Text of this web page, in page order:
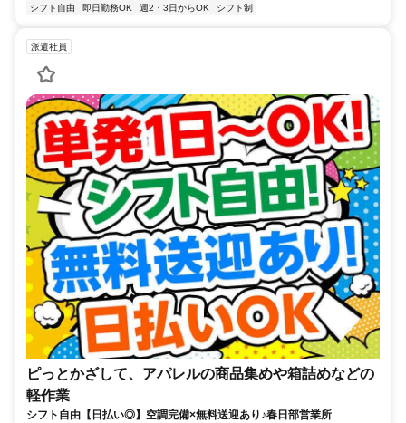
シフト自由 即日勤務OK 週2・3日からOK シフト制
派遣社員
ピっとかざして、アパレルの商品集めや箱詰めなどの
軽作業
シフト自由【日払い◎】空調完備×無料送迎あり♪春日部営業所